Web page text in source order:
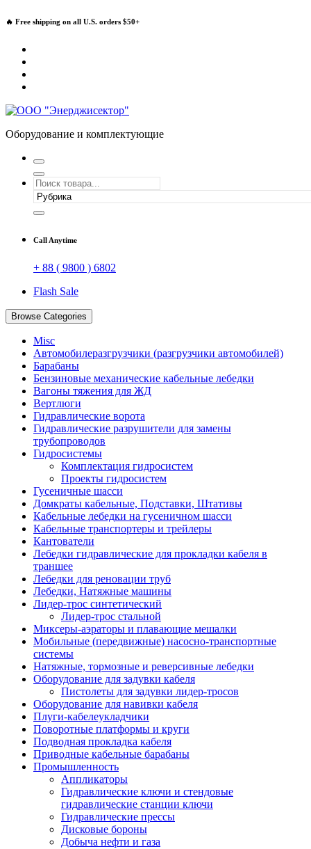
Перейти
содержимому
🔥 Free shipping on all U.S. orders $50+
Оборудование и комплектующие
Call Anytime
+ 88 ( 9800 ) 6802
Flash Sale
Browse Categories
Misc
Автомобилеразгрузчики (разгрузчики автомобилей)
Барабаны
Бензиновые механические кабельные лебедки
Вагоны тяжения для ЖД
Вертлюги
Гидравлические ворота
Гидравлические разрушители для замены
трубопроводов
Гидросистемы
Комплектация гидросистем
Проекты гидросистем
Гусеничные шасси
Домкраты кабельные, Подставки, Штативы
Кабельные лебедки на гусеничном шасси
Кабельные транспортеры и трейлеры
Кантователи
Лебедки гидравлические для прокладки кабеля в
траншее
Лебедки для реновации труб
Лебедки, Натяжные машины
Лидер-трос синтетический
Лидер-трос стальной
Миксеры-аэраторы и плавающие мешалки
Мобильные (передвижные) насосно-транспортные
системы
Натяжные, тормозные и реверсивные лебедки
Оборудование для задувки кабеля
Пистолеты для задувки лидер-тросов
Оборудование для навивки кабеля
Плуги-кабелеукладчики
Поворотные платформы и круги
Подводная прокладка кабеля
Приводные кабельные барабаны
Промышленность
Аппликаторы
Гидравлические ключи и стендовые
гидравлические станции ключи
Гидравлические прессы
Дисковые бороны
Добыча нефти и газа